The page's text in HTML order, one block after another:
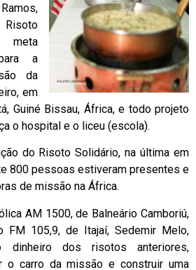
Risoto
meta
a
da
em
Guiné Bissau, África, e todo projeto
o hospital e o liceu (escola).
do Risoto Solidário, na última em
800 pessoas estiveram presentes e
de missão na África.
AM 1500, de Balneário Camboriú,
FM 105,9, de Itajaí, Sedemir Melo,
dos risotos anteriores,
o carro da missão e construir uma